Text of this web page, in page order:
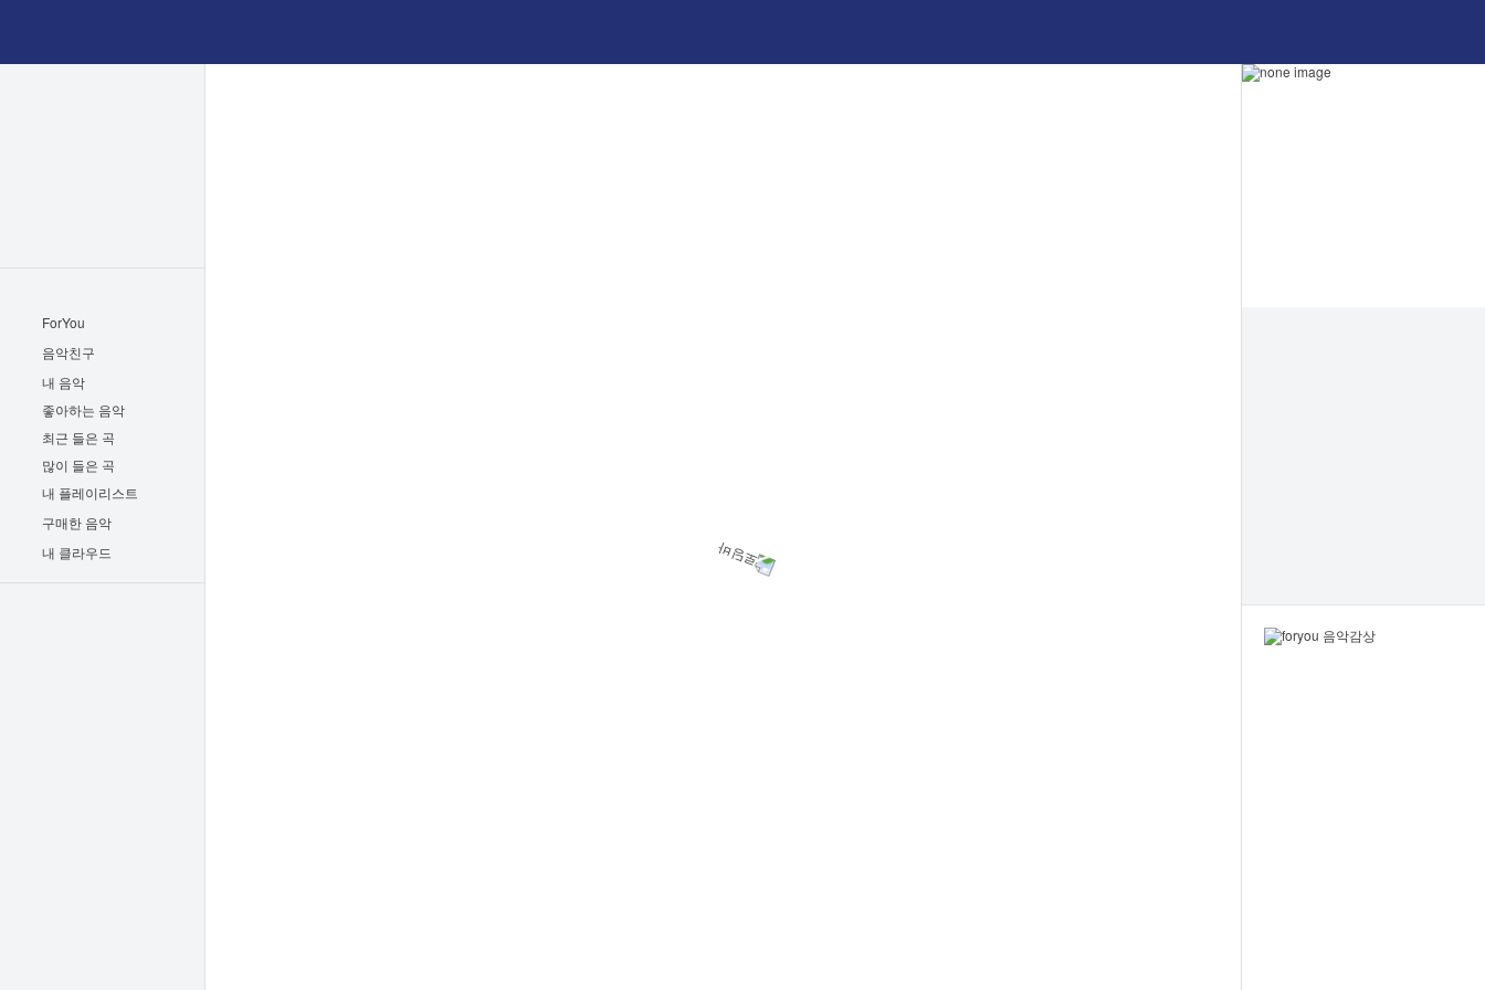
ForYou
음악친구
내 음악
좋아하는 음악
최근 들은 곡
많이 들은 곡
내 플레이리스트
구매한 음악
내 클라우드